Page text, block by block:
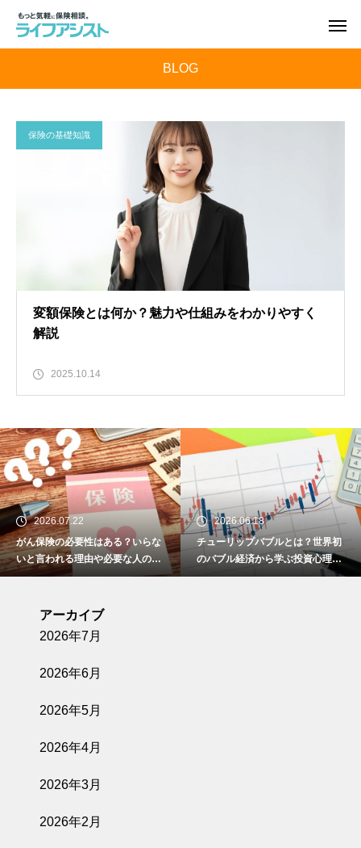
BLOG
保険の基礎知識
変額保険とは何か？魅力や仕組みをわかりやすく
解説
2025.10.14
2026.07.22
がん保険の必要性はある？いらな
いと言われる理由や必要な人の特
徴を解説
2026.06.18
チューリップバブルとは？世界初
のバブル経済から学ぶ投資心理と
リスク
アーカイブ
2026年7月
2026年6月
2026年5月
2026年4月
2026年3月
2026年2月